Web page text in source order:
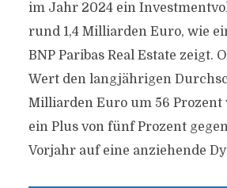
im Jahr 2024 ein
rund 1,4 Milliarden Euro, wie
BNP Paribas Real Estate zeigt.
Wert den langjährigen
Milliarden Euro um 56 Prozent
ein Plus von fünf Prozent
Vorjahr auf eine anziehende